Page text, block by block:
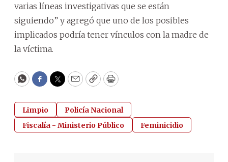
varias líneas investigativas que se están
siguiendo” y agregó que uno de los posibles
implicados podría tener vínculos con la madre de
la víctima.
WhatsApp
Facebook
Twitter
EmailCopyPrint
Limpio
Policía Nacional
Fiscalía - Ministerio Público
Feminicidio